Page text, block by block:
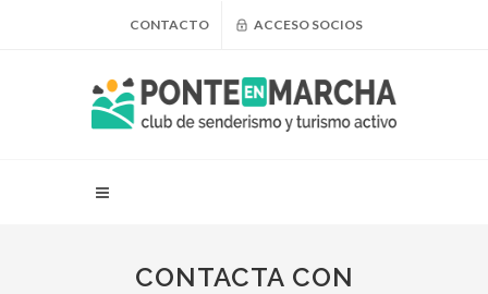
CONTACTO ACCESO SOCIOS
CONTACTA CON